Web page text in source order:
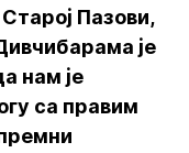
Пазови,
је
нам је
са правим